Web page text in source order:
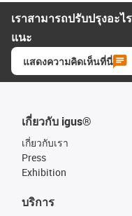
เราสามารถปรับปรุงอะ
แนะ
แสดงความคิดเห็นที่นี่
เกี่ยวกับ igus®
เกี่ยวกับเรา
Press
Exhibition
บริการ